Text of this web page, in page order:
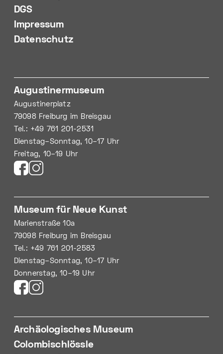
DGS
Impressum
Datenschutz
Augustinermuseum
Augustinerplatz
79098 Freiburg im Breisgau
Tel.: +49 761 201-2531
Dienstag–Sonntag, 10–17 Uhr
Freitag, 10–19 Uhr
Museum für Neue Kunst
Marienstraße 10a
79098 Freiburg im Breisgau
Tel.: +49 761 201-2583
Dienstag–Sonntag, 10–17 Uhr
Donnerstag, 10–19 Uhr
Archäologisches Museum
Colombischlössle